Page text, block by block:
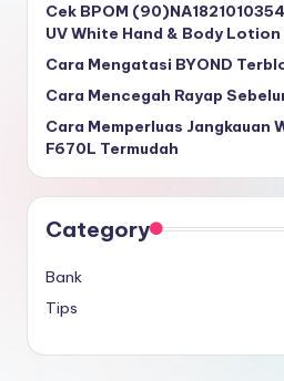
Cek BPOM
UV White Hand & Body
Cara Mengatasi BYOND
Cara Mencegah Rayap
Cara Memperluas Jangkauan
F670L Termudah
Category
Bank
Tips